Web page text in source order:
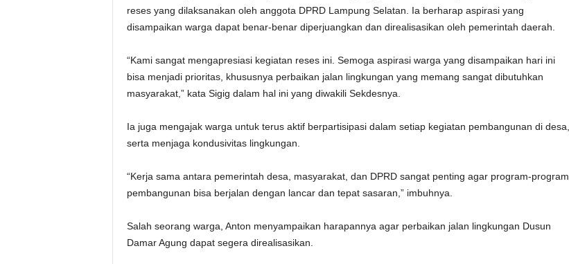
reses yang dilaksanakan oleh anggota DPRD Lampung Selatan. Ia berharap aspirasi yang
disampaikan warga dapat benar-benar diperjuangkan dan direalisasikan oleh pemerintah daerah.
“Kami sangat mengapresiasi kegiatan reses ini. Semoga aspirasi warga yang disampaikan hari ini
bisa menjadi prioritas, khususnya perbaikan jalan lingkungan yang memang sangat dibutuhkan
masyarakat,” kata Sigig dalam hal ini yang diwakili Sekdesnya.
Ia juga mengajak warga untuk terus aktif berpartisipasi dalam setiap kegiatan pembangunan di desa,
serta menjaga kondusivitas lingkungan.
“Kerja sama antara pemerintah desa, masyarakat, dan DPRD sangat penting agar program-program
pembangunan bisa berjalan dengan lancar dan tepat sasaran,” imbuhnya.
Salah seorang warga, Anton menyampaikan harapannya agar perbaikan jalan lingkungan Dusun
Damar Agung dapat segera direalisasikan.